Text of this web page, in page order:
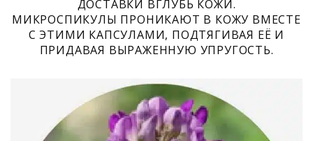
ДОСТАВКИ ВГЛУБЬ КОЖИ.
МИКРОСПИКУЛЫ ПРОНИКАЮТ В КОЖУ ВМЕСТЕ
С ЭТИМИ КАПСУЛАМИ, ПОДТЯГИВАЯ ЕЁ И
ПРИДАВАЯ ВЫРАЖЕННУЮ УПРУГОСТЬ.